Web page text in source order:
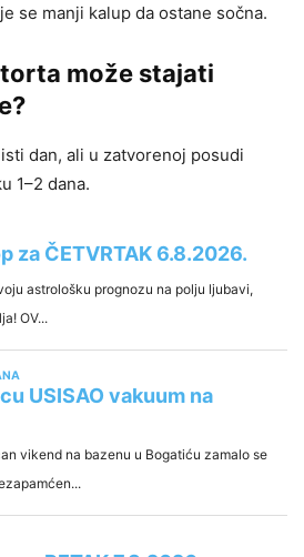
se manji kalup da ostane sočna.
može stajati
dan, ali u zatvorenoj posudi
1–2 dana.